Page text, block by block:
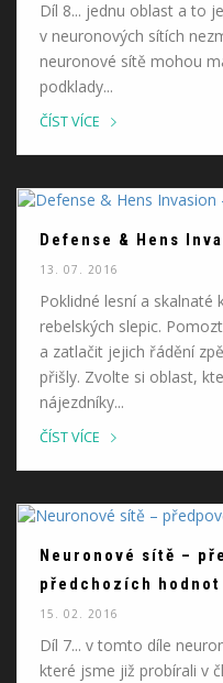
Díl 8... jednu oblast a to
v neuronových sítích
neuronové sítě mohou
podklady...
ČÍST VÍCE
Defense & Hens
13. 07. 2016
Poklidné lesní a skalnaté
rebelských slepic.
a zatlačit jejich řádění
přišly. Zvolte si oblast,
nájezdníky...
ČÍST VÍCE
Neuronové sítě –
předchozích hodnot
15. 02. 2016
Díl 7... v tomto díle
které jsme již probírali v